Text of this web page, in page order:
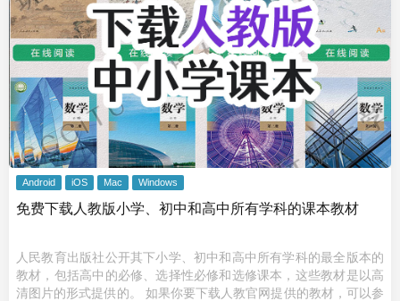
Android iOS Mac Windows
免费下载人教版小学、初中和高中所有学科的课本教材
人民教育出版社公开其下小学、初中和高中所有学科的最全版本的
教材，包括高中的必修、选择性必修和选修课本，这些教材是以高
清图片的形式提供的。 如果你要下载人教官网提供的教材，可以参